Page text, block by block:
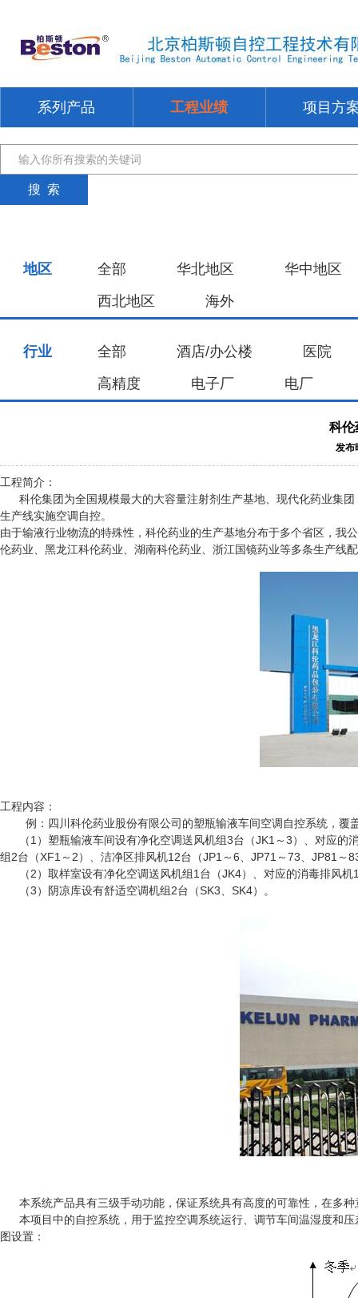
系列产品 工程业绩 项目方
地区 全部 华北地区
华中地区
西北地区
海外
行业 全部 酒店/办公楼
医院
高精度
电子厂 电厂
科伦
发布
工程简介：
科伦集团为全国规模最大的大容量注射剂生产基地、现代化药业集团
生产线实施空调自控。
由于输液行业物流的特殊性，科伦药业的生产基地分布于多个省区，我
伦药业、黑龙江科伦药业、湖南科伦药业、浙江国镜药业等多条生产线
工程内容：
例：四川科伦药业股份有限公司的塑瓶输液车间空调自控系统，覆
（1）塑瓶输液车间设有净化空调送风机组3台（JK1～3）、
组2台（XF1～2）、洁净区排风机12台（JP1～6、JP71～73、JP81～
（2）取样室设有净化空调送风机组1台（JK4）、对应的消毒排风机
（3）阴凉库设有舒适空调机组2台（SK3、SK4）。
本系统产品具有三级手动功能，保证系统具有高度的可靠性，在多
本项目中的自控系统，用于监控空调系统运行、调节车间温湿度和压
图设置：